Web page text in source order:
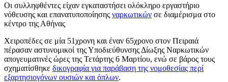
Οι συλληφθέντες είχαν εγκαταστήσει ολόκληρο εργαστήριο
νόθευσης και επανατυποποίησης ναρκωτικών σε διαμέρισμα στο
κέντρο της Αθήνας
Χειροπέδες σε μία 51χρονη και έναν 65χρονο στον Πειραιά
πέρασαν αστυνομικοί της Υποδιεύθυνσης Δίωξης Ναρκωτικών
απογευματινές ώρες της Τετάρτης 6 Μαρτίου, ενώ σε βάρος τους
σχηματίσθηκε δικογραφία για παράβαση της νομοθεσίας περί
εξαρτησιογόνων ουσιών και όπλων.